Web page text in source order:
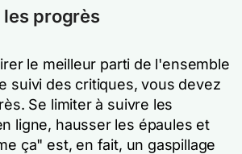
progrès
le meilleur parti de l'ensemble
suivi des critiques, vous devez
Se limiter à suivre les
ligne, hausser les épaules et
ça" est, en fait, un gaspillage